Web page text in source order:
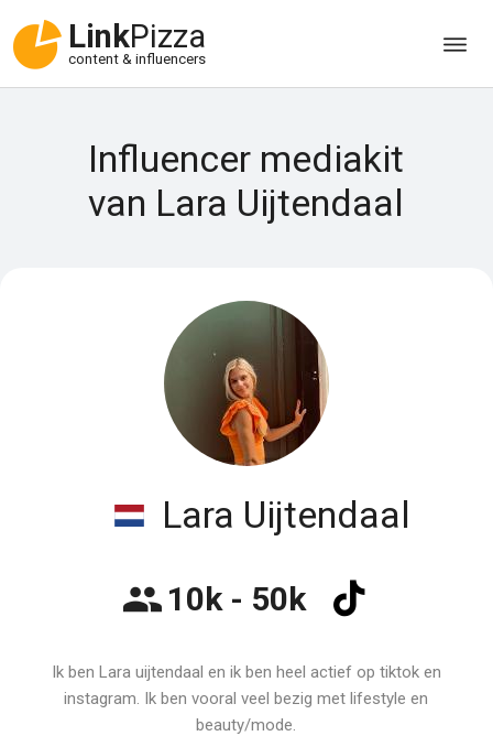
LinkPizza
content & influencers
Influencer mediakit
van Lara Uijtendaal
Lara Uijtendaal
10k - 50k
Ik ben Lara uijtendaal en ik ben heel actief op tiktok en
instagram. Ik ben vooral veel bezig met lifestyle en
beauty/mode.